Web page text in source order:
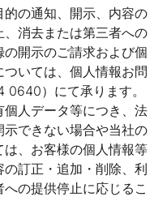
の通知、開示、内容の
消去または第三者への
開示のご請求および個
いては、個人情報お問
）にて承ります。
人データ等につき、法
できない場合や当社の
、お客様の個人情報等
訂正・追加・削除、利
の提供停止に応じるこ